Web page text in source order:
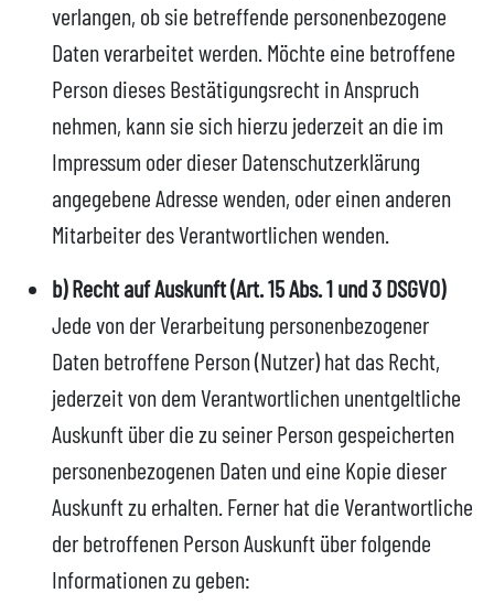
verlangen, ob sie betreffende personenbezogene
Daten verarbeitet werden. Möchte eine betroffene
Person dieses Bestätigungsrecht in Anspruch
nehmen, kann sie sich hierzu jederzeit an die im
Impressum oder dieser Datenschutzerklärung
angegebene Adresse wenden, oder einen anderen
Mitarbeiter des Verantwortlichen wenden.
b) Recht auf Auskunft (Art. 15 Abs. 1 und 3 DSGVO)
Jede von der Verarbeitung personenbezogener
Daten betroffene Person (Nutzer) hat das Recht,
jederzeit von dem Verantwortlichen unentgeltliche
Auskunft über die zu seiner Person gespeicherten
personenbezogenen Daten und eine Kopie dieser
Auskunft zu erhalten. Ferner hat die Verantwortliche
der betroffenen Person Auskunft über folgende
Informationen zu geben: